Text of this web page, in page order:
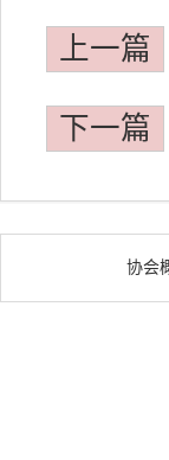
上一篇
下一篇
协会